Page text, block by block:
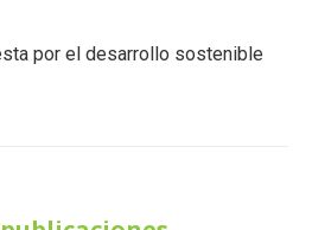
por el desarrollo sostenible